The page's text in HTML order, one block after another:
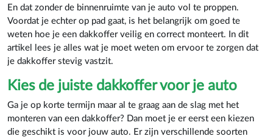
En dat zonder de binnenruimte van je auto vol te proppen.
Voordat je echter op pad gaat, is het belangrijk om goed te
weten hoe je een dakkoffer veilig en correct monteert. In dit
artikel lees je alles wat je moet weten om ervoor te zorgen dat
je dakkoffer stevig vastzit.
Kies de juiste dakkoffer voor je auto
Ga je op korte termijn maar al te graag aan de slag met het
monteren van een dakkoffer? Dan moet je er eerst een kiezen
die geschikt is voor jouw auto. Er zijn verschillende soorten